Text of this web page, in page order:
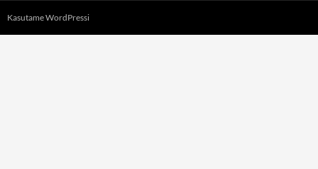
Kasutame WordPressi